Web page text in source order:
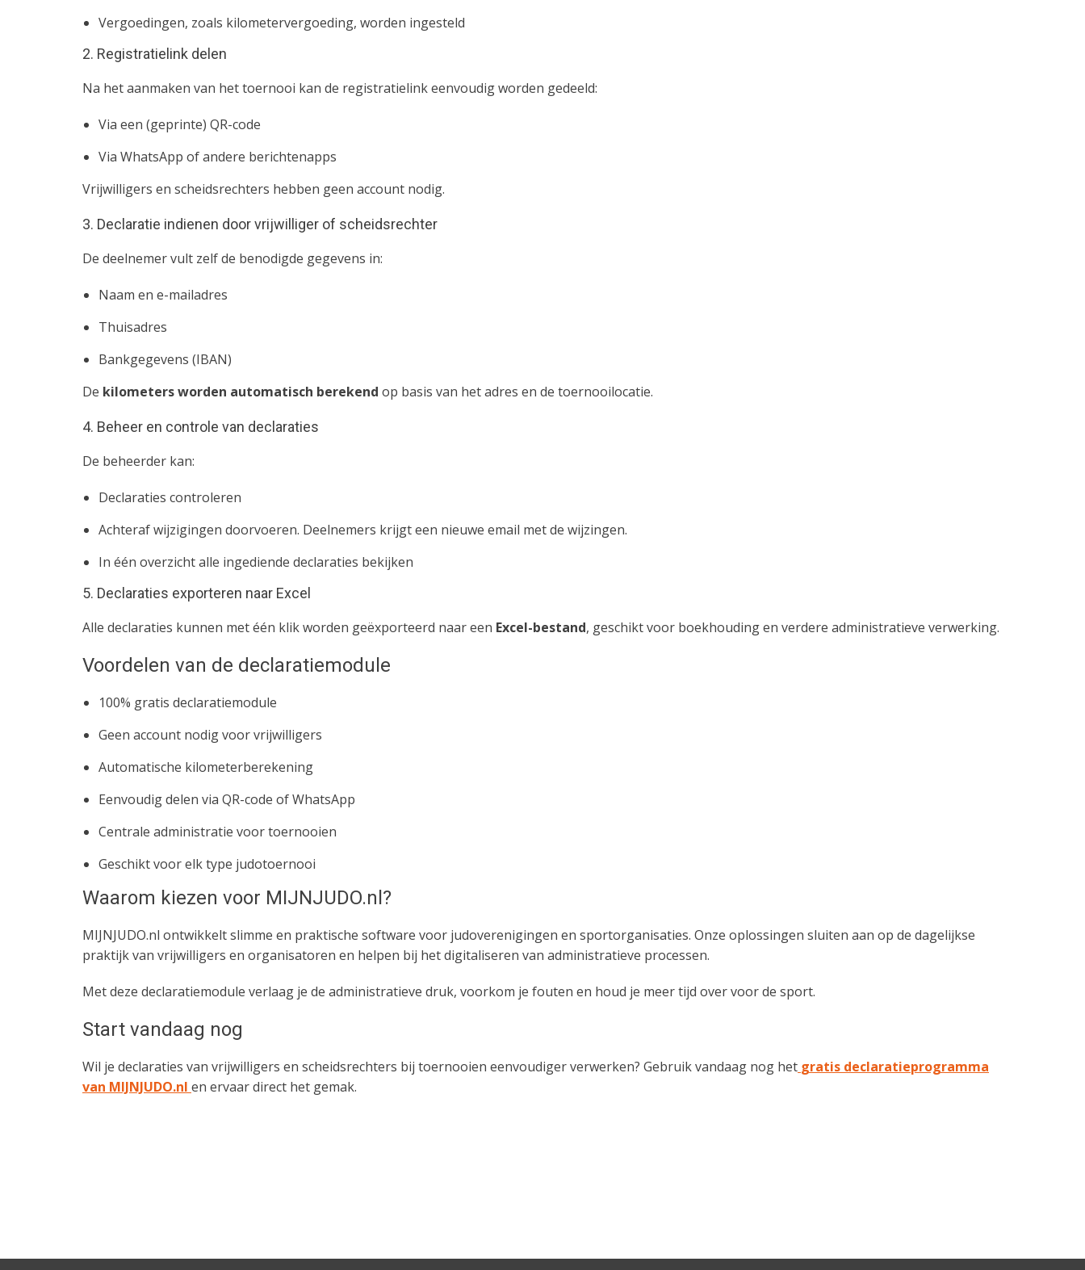
Vergoedingen, zoals kilometervergoeding, worden ingesteld
2. Registratielink delen
Na het aanmaken van het toernooi kan de registratielink eenvoudig worden gedeeld:
Via een (geprinte) QR-code
Via WhatsApp of andere berichtenapps
Vrijwilligers en scheidsrechters hebben geen account nodig.
3. Declaratie indienen door vrijwilliger of scheidsrechter
De deelnemer vult zelf de benodigde gegevens in:
Naam en e-mailadres
Thuisadres
Bankgegevens (IBAN)
De kilometers worden automatisch berekend op basis van het adres en de toernooilocatie.
4. Beheer en controle van declaraties
De beheerder kan:
Declaraties controleren
Achteraf wijzigingen doorvoeren. Deelnemers krijgt een nieuwe email met de wijzingen.
In één overzicht alle ingediende declaraties bekijken
5. Declaraties exporteren naar Excel
Alle declaraties kunnen met één klik worden geëxporteerd naar een Excel-bestand, geschikt voor boekhouding en verdere administratieve verwerking.
Voordelen van de declaratiemodule
100% gratis declaratiemodule
Geen account nodig voor vrijwilligers
Automatische kilometerberekening
Eenvoudig delen via QR-code of WhatsApp
Centrale administratie voor toernooien
Geschikt voor elk type judotoernooi
Waarom kiezen voor MIJNJUDO.nl?
MIJNJUDO.nl ontwikkelt slimme en praktische software voor judoverenigingen en sportorganisaties. Onze oplossingen sluiten aan op de dagelijkse
praktijk van vrijwilligers en organisatoren en helpen bij het digitaliseren van administratieve processen.
Met deze declaratiemodule verlaag je de administratieve druk, voorkom je fouten en houd je meer tijd over voor de sport.
Start vandaag nog
Wil je declaraties van vrijwilligers en scheidsrechters bij toernooien eenvoudiger verwerken? Gebruik vandaag nog het gratis declaratieprogramma
van MIJNJUDO.nl en ervaar direct het gemak.